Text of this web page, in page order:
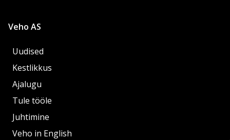
Veho AS
Uudised
Kestlikkus
Ajalugu
Tule tööle
Juhtimine
Veho in English